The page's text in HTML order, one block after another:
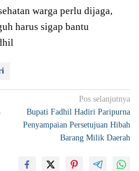
warga perlu dijaga,
harus sigap bantu
Pos selanjutnya
Bupati Fadhil Hadiri Paripurna
Penyampaian Persetujuan Hibah
Barang Milik Daerah